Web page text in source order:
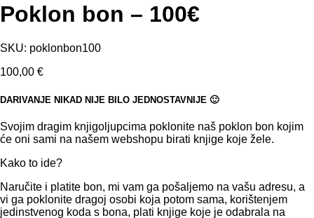
Poklon bon – 100€
SKU: poklonbon100
100,00 €
DARIVANJE NIKAD NIJE BILO JEDNOSTAVNIJE 🙂
Svojim dragim knjigoljupcima poklonite naš poklon bon kojim
će oni sami na našem webshopu birati knjige koje žele.
Kako to ide?
Naručite i platite bon, mi vam ga pošaljemo na vašu adresu, a
vi ga poklonite dragoj osobi koja potom sama, korištenjem
jedinstvenog koda s bona, plati knjige koje je odabrala na